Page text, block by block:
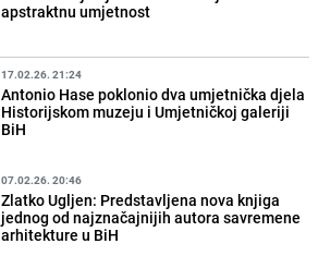
apstraktnu umjetnost
17.02.26. 21:24
Antonio Hase poklonio dva umjetnička djela
Historijskom muzeju i Umjetničkoj galeriji
BiH
07.02.26. 20:46
Zlatko Ugljen: Predstavljena nova knjiga
jednog od najznačajnijih autora savremene
arhitekture u BiH